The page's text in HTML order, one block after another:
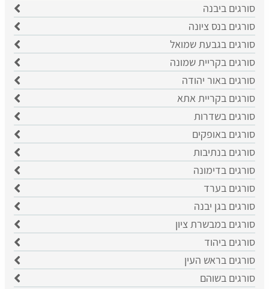
סורגים ביבנה
סורגים בנס ציונה
סורגים בגבעת שמואל
סורגים בקריית שמונה
סורגים באור יהודה
סורגים בקריית אתא
סורגים בשדרות
סורגים באופקים
סורגים בנתיבות
סורגים בדימונה
סורגים בערד
סורגים בגן יבנה
סורגים במבשרת ציון
סורגים ביהוד
סורגים בראש העין
סורגים בשוהם